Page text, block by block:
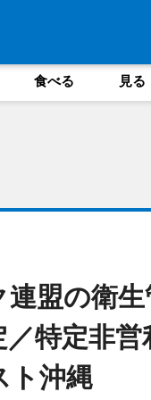
食べる 見る
連盟の衛
特定非
ト沖縄